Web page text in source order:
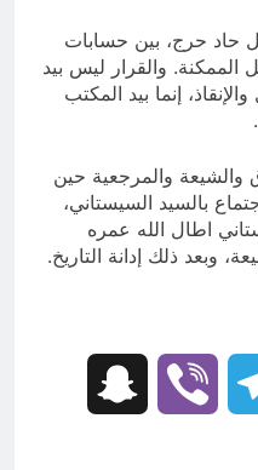
حرج، بين حسابات
الممكنة. والقرار ليس بيد
إنما بيد المكتب
والشيعة والمرجعية حين
بالسيد السيستاني،
اطال الله عمره
وبعد ذلك إدانة التاريخ.
Telegram
Viber